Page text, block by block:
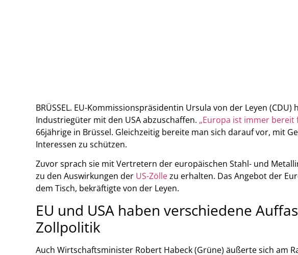
BRÜSSEL. EU-Kommissionspräsidentin Ursula von der Leyen
Industriegüter mit den USA abzuschaffen. „Europa ist immer bereit
66jährige in Brüssel. Gleichzeitig bereite man sich darauf vor, mit
Interessen zu schützen.
Zuvor sprach sie mit Vertretern der europäischen Stahl- und
zu den Auswirkungen der US-Zöllezu erhalten. Das Angebot der
dem Tisch, bekräftigte von der Leyen.
EU und USA haben verschiedene
Zollpolitik
Auch Wirtschaftsminister Robert Habeck (Grüne) äußerte sich am